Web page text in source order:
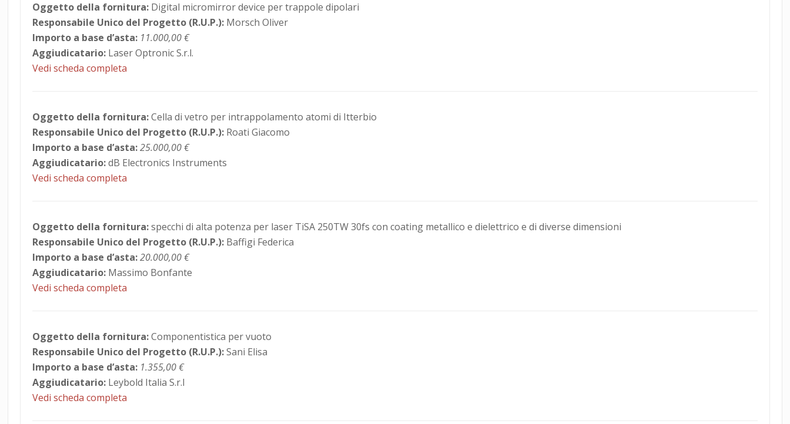
Oggetto della fornitura: Digital micromirror device per trappole dipolari
Responsabile Unico del Progetto (R.U.P.): Morsch Oliver
Importo a base d’asta: 11.000,00 €
Aggiudicatario: Laser Optronic S.r.l.
Vedi scheda completa
Oggetto della fornitura:Cella di vetro per intrappolamento atomi di Itterbio
Responsabile Unico del Progetto (R.U.P.): Roati Giacomo
Importo a base d’asta: 25.000,00 €
Aggiudicatario:dB Electronics Instruments
Vedi scheda completa
Oggetto della fornitura:specchi di alta potenza per laser TiSA 250TW 30fs con coating metallico e dielettrico e di diverse dimensioni
Responsabile Unico del Progetto (R.U.P.): Baffigi Federica
Importo a base d’asta: 20.000,00 €
Aggiudicatario: Massimo Bonfante
Vedi scheda completa
Oggetto della fornitura:Componentistica per vuoto
Responsabile Unico del Progetto (R.U.P.):Sani Elisa
Importo a base d’asta: 1.355,00 €
Aggiudicatario: Leybold Italia S.r.l
Vedi scheda completa